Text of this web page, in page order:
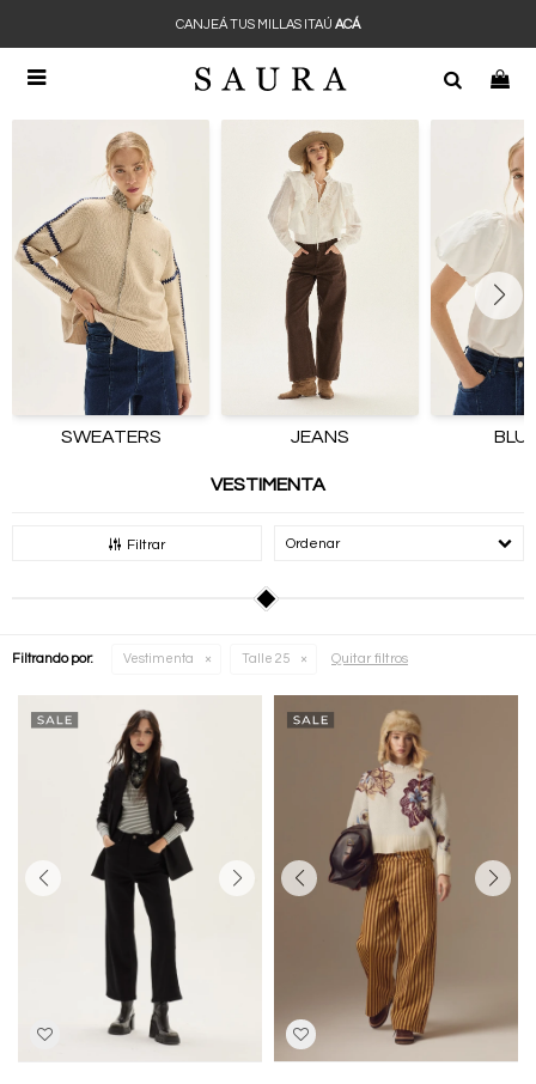

CANJEÁ TUS MILLAS ITAÚ ACÁ
SWEATERS JEANS
VESTIMENTA
Filtrar Recomendados
Filtrando por: Vestimenta Talle 25 Quitar filtros